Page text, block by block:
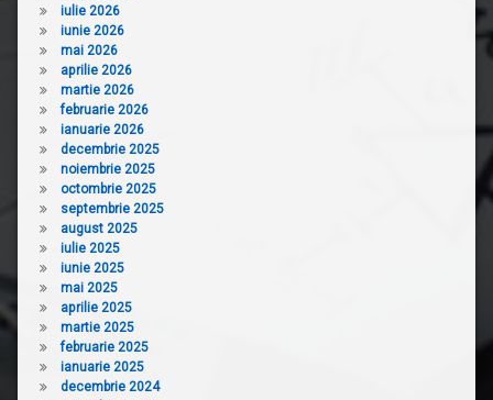
iulie 2026
iunie 2026
mai 2026
aprilie 2026
martie 2026
februarie 2026
ianuarie 2026
decembrie 2025
noiembrie 2025
octombrie 2025
septembrie 2025
august 2025
iulie 2025
iunie 2025
mai 2025
aprilie 2025
martie 2025
februarie 2025
ianuarie 2025
decembrie 2024